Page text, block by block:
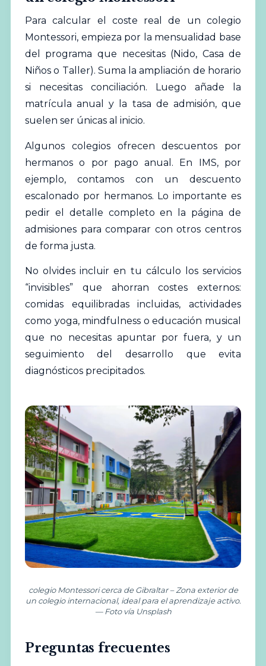
Para calcular el coste real de un colegio
Montessori, empieza por la mensualidad base
del programa que necesitas (Nido, Casa de
Niños o Taller). Suma la ampliación de horario
si necesitas conciliación. Luego añade la
matrícula anual y la tasa de admisión, que
suelen ser únicas al inicio.
Algunos colegios ofrecen descuentos por
hermanos o por pago anual. En IMS, por
ejemplo, contamos con un descuento
escalonado por hermanos. Lo importante es
pedir el detalle completo en la página de
admisiones para comparar con otros centros
de forma justa.
No olvides incluir en tu cálculo los servicios
“invisibles” que ahorran costes externos:
comidas equilibradas incluidas, actividades
como yoga, mindfulness o educación musical
que no necesitas apuntar por fuera, y un
seguimiento del desarrollo que evita
diagnósticos precipitados.
colegio Montessori cerca de Gibraltar – Zona exterior de
un colegio internacional, ideal para el aprendizaje activo.
— Foto vía Unsplash
Preguntas frecuentes